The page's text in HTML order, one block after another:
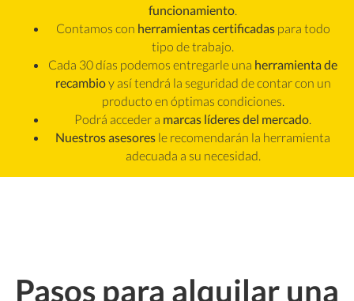
Alquiler de herramientas
Corte y Dimensionado
funcionamiento
Contamos con herramientas certificadaspara todo
tipo de trabajo.
Cada 30 días podemos entregarle una herramienta de
recambioy así tendrá la seguridad de contar con un
producto en óptimas condiciones.
Podrá acceder a marcas líderes del mercado
Nuestros asesores le recomendarán la herramienta
adecuada a su necesidad.
Pasos para alquilar una